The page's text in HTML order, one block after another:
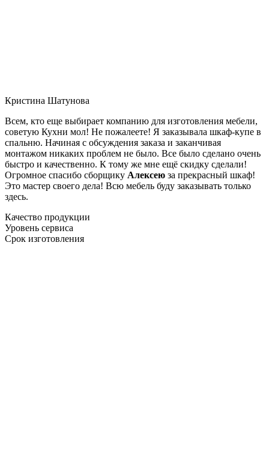
Кристина Шатунова
Всем, кто еще выбирает компанию для изготовления мебели,
советую Кухни мол! Не пожалеете! Я заказывала шкаф-купе в
спальню. Начиная с обсуждения заказа и заканчивая
монтажом никаких проблем не было. Все было сделано очень
быстро и качественно. К тому же мне ещё скидку сделали!
Огромное спасибо сборщику Алексею за прекрасный шкаф!
Это мастер своего дела! Всю мебель буду заказывать только
здесь.
Качество продукции
Уровень сервиса
Срок изготовления